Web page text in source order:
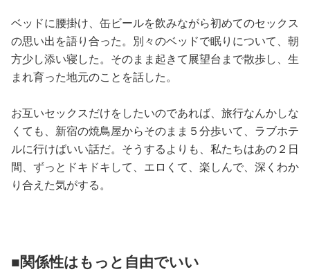
ベッドに腰掛け、缶ビールを飲みながら初めてのセックス
の思い出を語り合った。別々のベッドで眠りについて、朝
方少し添い寝した。そのまま起きて展望台まで散歩し、生
まれ育った地元のことを話した。
お互いセックスだけをしたいのであれば、旅行なんかしな
くても、新宿の焼鳥屋からそのまま５分歩いて、ラブホテ
ルに行けばいい話だ。そうするよりも、私たちはあの２日
間、ずっとドキドキして、エロくて、楽しんで、深くわか
り合えた気がする。
■関係性はもっと自由でいい